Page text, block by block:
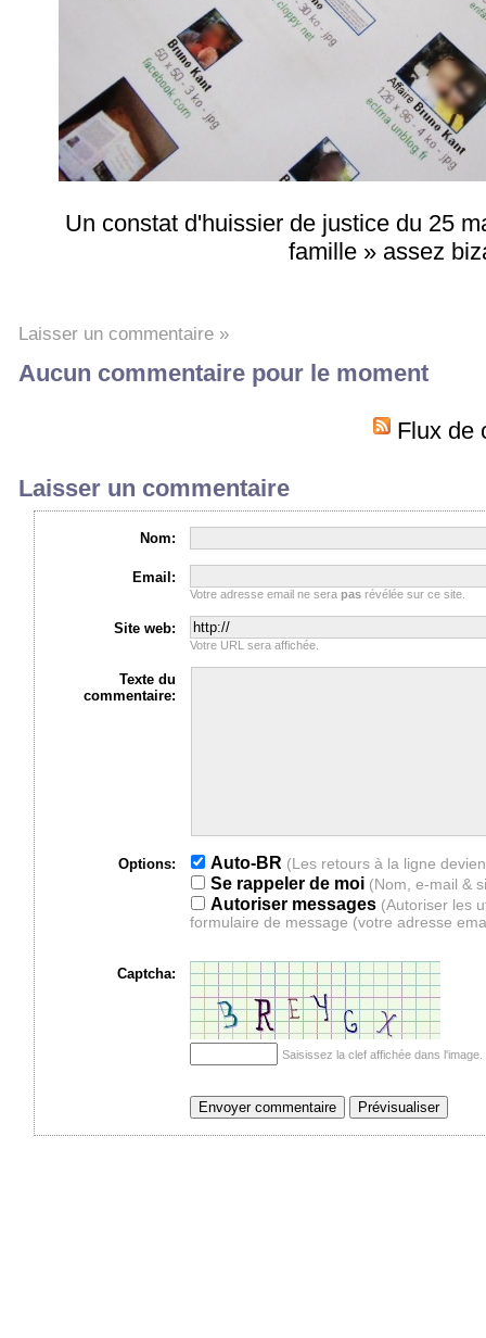
Un constat d'huissier de justice du 25
famille » assez
Laisser un commentaire »
Aucun commentaire pour le moment
Flux de
Laisser un commentaire
Nom:
Email:
Votre adresse email ne serapas révélée sur ce site.
Site web:
Votre URL sera affichée.
Texte du
commentaire:
Options:
Auto-BR
Se rappeler de moi (Nom, e-mail &
Autoriser messages (Autoriser les
formulaire de message (votre adresse
Captcha:
Saisissez la clef affichée dans